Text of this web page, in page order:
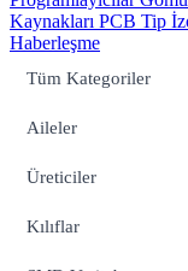
Kaynakları PCB Tip
Haberleşme
Tüm Kategoriler
Aileler
Üreticiler
Kılıflar